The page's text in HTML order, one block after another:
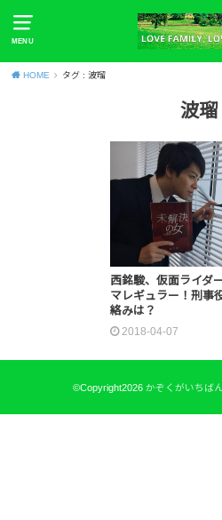
MENU
HOME タグ : 波瑠
波瑠
西銘駿、仮面ライダ
マレギュラー！刑事
絡みは？
2018-04-07
©Copyright2026かぞくがいちばん